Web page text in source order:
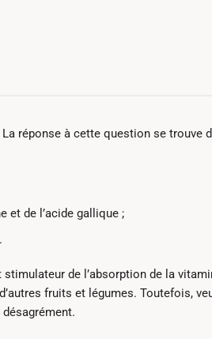
La réponse à cette question se trouve
et de l’acide gallique ;
de l’absorption de la
fruits et légumes. Toutefois,